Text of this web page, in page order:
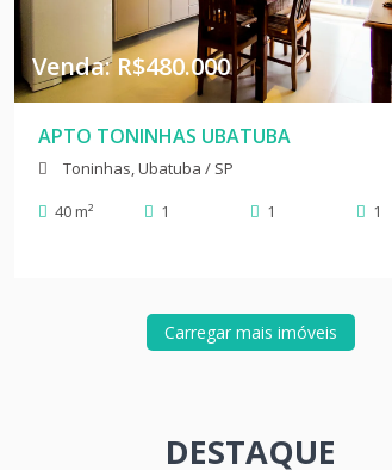
Venda: R$480.000
APTO TONINHAS UBATUBA
Toninhas, Ubatuba / SP
40 m²
1 1 1
Carregar mais imóveis
DESTAQUE